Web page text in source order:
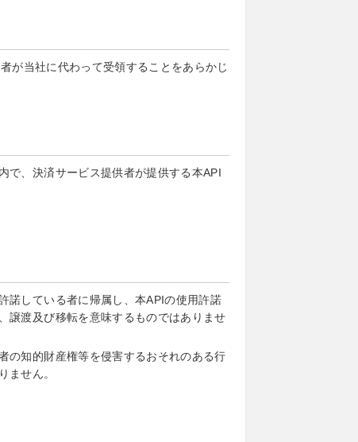
が当社に代わって受領することをあらかじ
で、決済サービス提供者が提供する本API
諾している者に帰属し、本APIの使用許諾
譲渡及び移転を意味するものではありませ
の知的財産権等を侵害するおそれのある行
ません。